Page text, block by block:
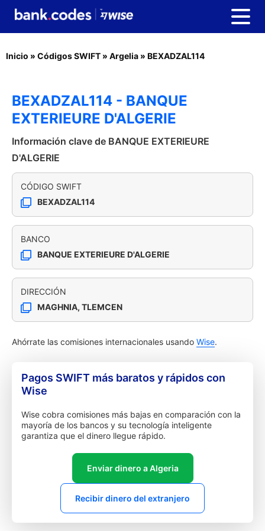
Inicio » Códigos SWIFT » Argelia » BEXADZAL114
BEXADZAL114 - BANQUE
EXTERIEURE D'ALGERIE
Información clave de BANQUE EXTERIEURE
D'ALGERIE
CÓDIGO SWIFT
BEXADZAL114
BANCO
BANQUE EXTERIEURE D'ALGERIE
DIRECCIÓN
MAGHNIA, TLEMCEN
Ahórrate las comisiones internacionales usando Wise.
Pagos SWIFT más baratos y rápidos con
Wise
Wise cobra comisiones más bajas en comparación con la
mayoría de los bancos y su tecnología inteligente
garantiza que el dinero llegue rápido.
Enviar dinero a Algeria
Recibir dinero del extranjero